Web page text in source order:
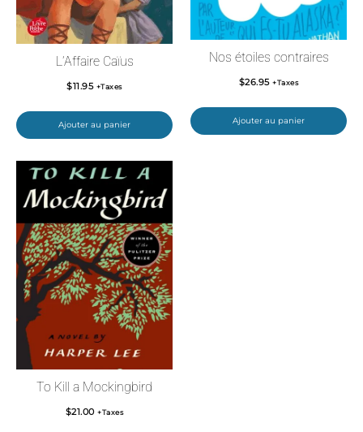
L’Affaire Caïus
$11.95 +Taxes
Ajouter au panier
Nos étoiles contraires
$26.95 +Taxes
Ajouter au panier
To Kill a Mockingbird
$21.00 +Taxes